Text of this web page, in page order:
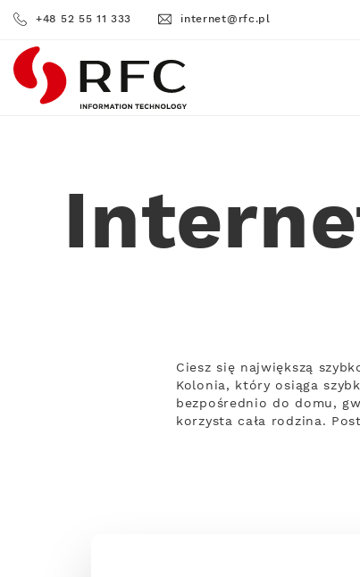
+48 52 55 11 333 internet@rfc.pl
RFC
Ciesz się największą
Kolonia, który osiąga
bezpośrednio do domu,
korzysta cała rodzina.